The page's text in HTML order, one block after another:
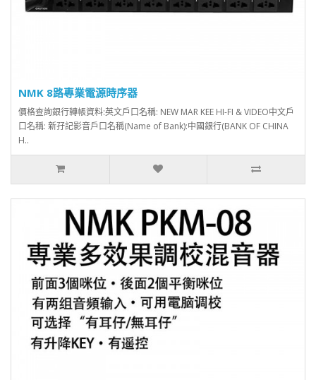
NMK 8路專業電源時序器
價格查詢銀行轉帳資料:英文戶口名稱: NEW MAR KEE HI-FI & VIDEO中文戶
口名稱: 新孖記影音戶口名稱(Name of Bank):中國銀行(BANK OF CHINA
H..